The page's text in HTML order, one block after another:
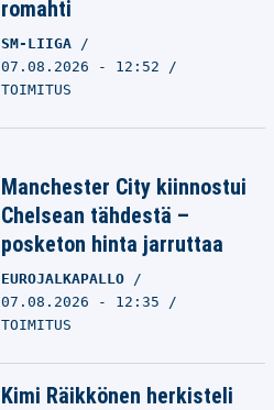
romahti
SM-LIIGA
07.08.2026 - 12:52
TOIMITUS
Manchester City kiinnostui
Chelsean tähdestä –
posketon hinta jarruttaa
EUROJALKAPALLO
07.08.2026 - 12:35
TOIMITUS
Kimi Räikkönen herkisteli